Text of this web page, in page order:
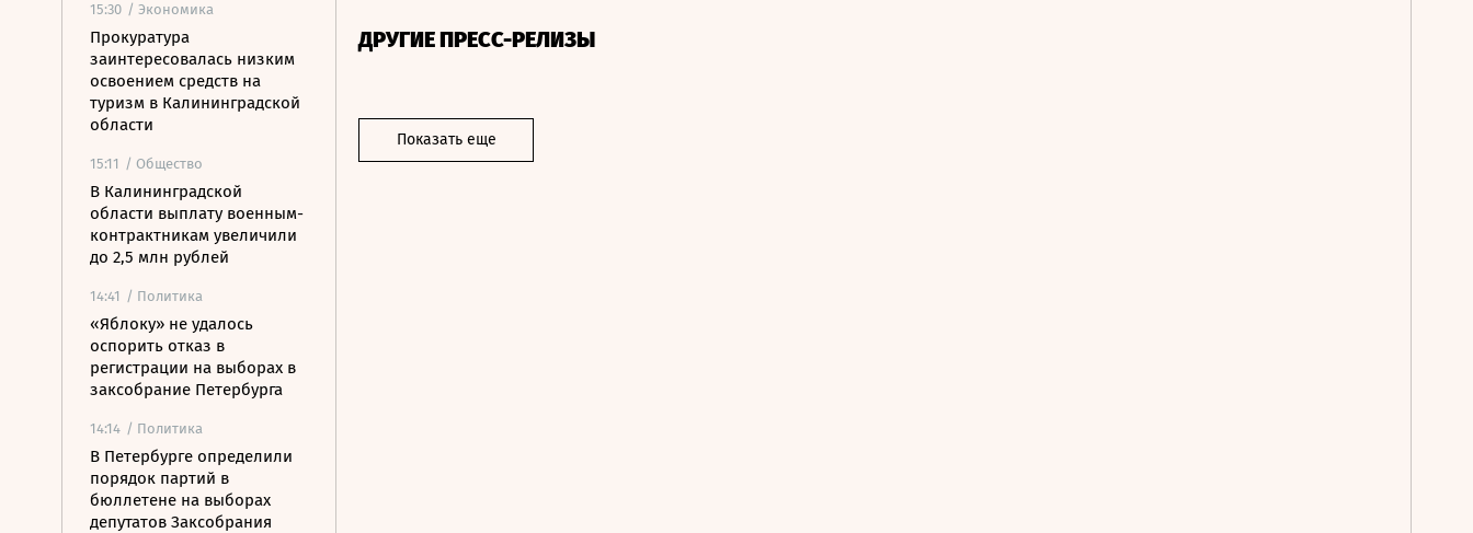
15:30 / Экономика
Прокуратура
заинтересовалась низким
освоением средств на
туризм в Калининградской
области
15:11 / Общество
В Калининградской
области выплату военным-
контрактникам увеличили
до 2,5 млн рублей
14:41 / Политика
«Яблоку» не удалось
оспорить отказ в
регистрации на выборах в
заксобрание Петербурга
14:14 / Политика
В Петербурге определили
порядок партий в
бюллетене на выборах
депутатов Заксобрания
ДРУГИЕ ПРЕСС-РЕЛИЗЫ
Показать еще